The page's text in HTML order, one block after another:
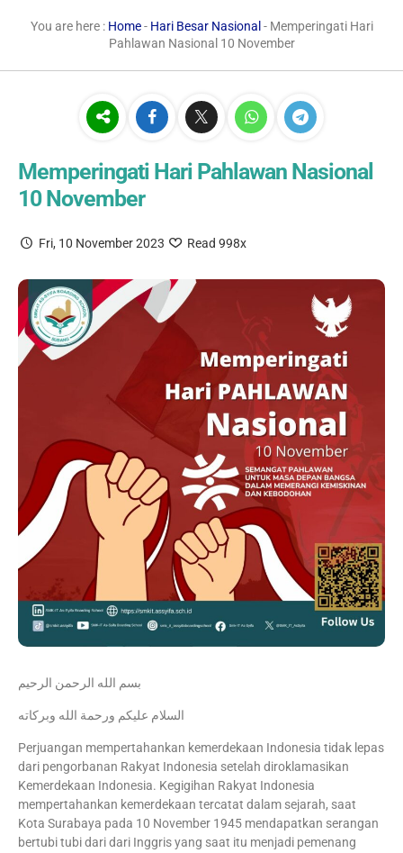
You are here : Home- Hari Besar Nasional - Memperingati Hari
Pahlawan Nasional 10 November
Memperingati Hari Pahlawan Nasional
10 November
Fri, 10 November 2023 Read 998x
بسم الله الرحمن الرحيم
السلام عليكم ورحمة الله وبركاته
Perjuangan mempertahankan kemerdekaan Indonesia tidak lepas
dari pengorbanan Rakyat Indonesia setelah diroklamasikan
Kemerdekaan Indonesia. Kegigihan Rakyat Indonesia
mempertahankan kemerdekaan tercatat dalam sejarah, saat
Kota Surabaya pada 10 November 1945 mendapatkan serangan
bertubi tubi dari dari Inggris yang saat itu menjadi pemenang